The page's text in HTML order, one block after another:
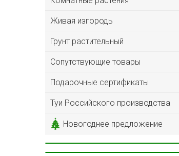
Живая изгородь
Грунт растительный
Сопутствующие товары
Подарочные сертификаты
Туи Российского производства
Новогоднее предложение